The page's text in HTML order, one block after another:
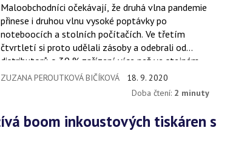
Maloobchodníci očekávají, že druhá vlna pandemie
přinese i druhou vlnu vysoké poptávky po
noteboocích a stolních počítačích. Ve třetím
čtvrtletí si proto udělali zásoby a odebrali od
distributorů o 39 % zařízení více než ve stejném
období loňského roku.
ZUZANA PEROUTKOVÁ BIČÍKOVÁ
18. 9. 2020
Doba čtení: 2 minuty